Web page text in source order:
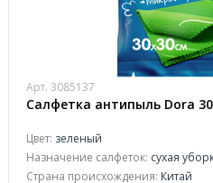
Арт. 3085137
Салфетка антипыль Dora
Цвет: зеленый
Назначение салфеток: сухая
Страна происхождения: Китай